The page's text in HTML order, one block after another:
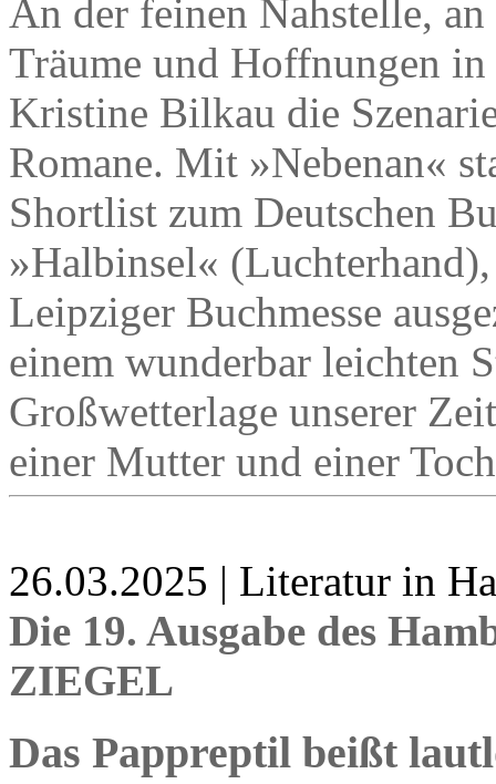
An der feinen Nahstelle,
Träume und Hoffnungen
Kristine Bilkau die
Romane. Mit »Nebenan«
Shortlist zum Deutschen
»Halbinsel«
Leipziger Buchmesse
einem wunderbar leichten
Großwetterlage unserer
einer Mutter und einer
26.03.2025 | Literatur in
Die 19. Ausgabe des
ZIEGEL
Das Pappreptil beißt